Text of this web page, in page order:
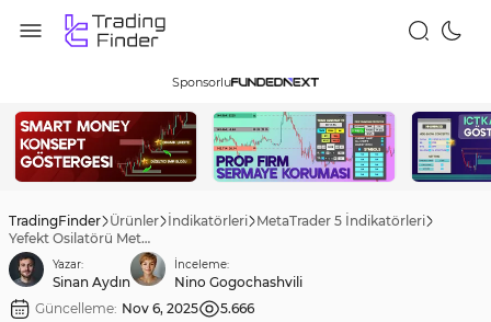
Sponsorlu
TradingFinder Ürünler İndikatörleri MetaTrader 5 İndikatörleri
Yefekt Osilatörü MetaTrader 5 için indir – Ücretsiz – [TradingFinder]
Yazar:
Sinan Aydın
İnceleme:
Nino Gogochashvili
Güncelleme: Nov 6, 2025 5.666